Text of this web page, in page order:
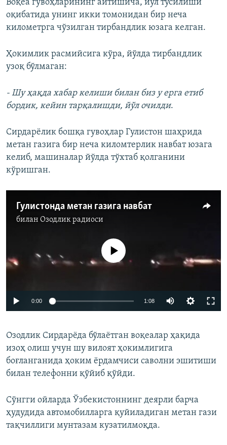
Воқеа гувоҳларининг айтишича, йўл тўсилиши
оқибатида унинг икки томонидан бир неча
километрга чўзилган тирбандлик юзага келган.
Ҳокимлик расмийсига кўра, йўлда тирбандлик
узоқ бўлмаган:
- Шу ҳақда хабар келиши билан биз у ерга етиб
бордик, кейин тарқалишди, йўл очилди.
Сирдарёлик бошқа гувоҳлар Гулистон шаҳрида
метан газига бир неча киломтерлик навбат юзага
келиб, машиналар йўлда тўхтаб қолганини
кўришган.
Гулистонда метан газига навбат
билан Озодлик радиоси
Айни дамда медиа-манба мавжуд эмас
0:00 1:08
Озодлик Сирдарёда бўлаётган воқеалар ҳақида
изоҳ олиш учун шу вилоят ҳокимлигига
боғланганида ҳоким ёрдамчиси саволни эшитиши
билан телефонни қўйиб қўйди.
Сўнгги ойларда Ўзбекистоннинг деярли барча
ҳудудида автомобилларга қуйиладиган метан гази
тақчиллиги мунтазам кузатилмоқда.